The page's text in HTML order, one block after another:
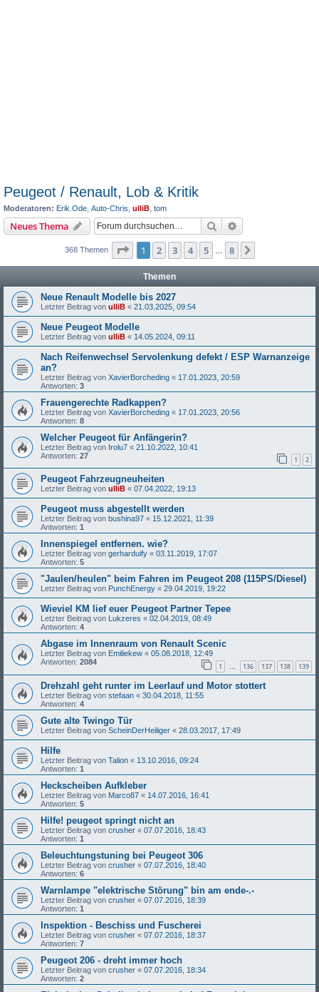
Peugeot / Renault, Lob & Kritik
Moderatoren: Erik.Ode Auto-Chris ulliB tom
Neues Thema Suche
368 Themen Seite 1von
1 2 3 4 5 8
Themen
Neue Renault Modelle bis 2027
Letzter Beitrag von ulliB « 21.03.2025, 09:54
Neue Peugeot Modelle
Letzter Beitrag von ulliB « 14.05.2024, 09:11
Nach Reifenwechsel Servolenkung defekt / ESP Warnanzeige
an?
Letzter Beitrag von XavierBorcheding « 17.01.2023, 20:59
Antworten: 3
Frauengerechte Radkappen?
Letzter Beitrag von XavierBorcheding « 17.01.2023, 20:56
Antworten: 8
Welcher Peugeot für Anfängerin?
Letzter Beitrag von Irolu7 « 21.10.2022, 10:41
Antworten: 27 1 2
Peugeot Fahrzeugneuheiten
Letzter Beitrag von ulliB « 07.04.2022, 19:13
Peugeot muss abgestellt werden
Letzter Beitrag von bushina97 « 15.12.2021, 11:39
Antworten: 1
Innenspiegel entfernen. wie?
Letzter Beitrag von gerharduify « 03.11.2019, 17:07
Antworten: 5
"Jaulen/heulen" beim Fahren im Peugeot 208 (115PS/Diesel)
Letzter Beitrag von PunchEnergy « 29.04.2019, 19:22
Wieviel KM lief euer Peugeot Partner Tepee
Letzter Beitrag von Lukzeres « 02.04.2019, 08:49
Antworten: 4
Abgase im Innenraum von Renault Scenic
Letzter Beitrag von Emiliekew « 05.08.2018, 12:49
Antworten: 2084 1 … 136 137 138 139
Drehzahl geht runter im Leerlauf und Motor stottert
Letzter Beitrag von stefaan « 30.04.2018, 11:55
Antworten: 4
Gute alte Twingo Tür
Letzter Beitrag von ScheinDerHeiliger « 28.03.2017, 17:49
Hilfe
Letzter Beitrag von Talion « 13.10.2016, 09:24
Antworten: 1
Heckscheiben Aufkleber
Letzter Beitrag von Marco87 « 14.07.2016, 16:41
Antworten: 5
Hilfe! peugeot springt nicht an
Letzter Beitrag von crusher « 07.07.2016, 18:43
Antworten: 1
Beleuchtungstuning bei Peugeot 306
Letzter Beitrag von crusher « 07.07.2016, 18:40
Antworten: 6
Warnlampe "elektrische Störung" bin am ende-.-
Letzter Beitrag von crusher « 07.07.2016, 18:39
Antworten: 1
Inspektion - Beschiss und Fuscherei
Letzter Beitrag von crusher « 07.07.2016, 18:37
Antworten: 7
Peugeot 206 - dreht immer hoch
Letzter Beitrag von crusher « 07.07.2016, 18:34
Antworten: 2